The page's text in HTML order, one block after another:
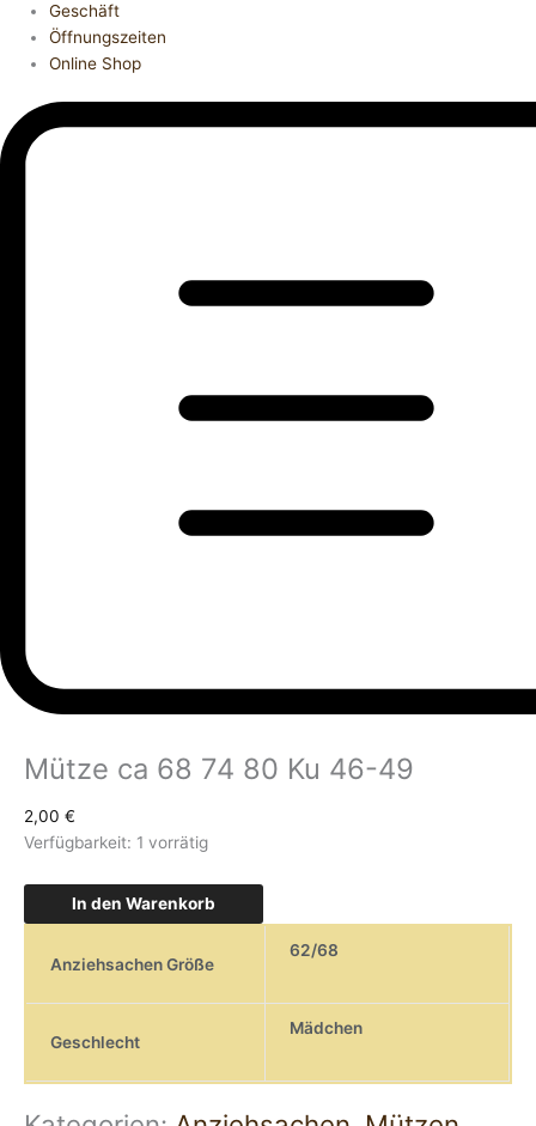
Geschäft
Öffnungszeiten
Online Shop
Mütze ca 68 74 80 Ku 46-49
2,00 €
Verfügbarkeit: 1 vorrätig
In den Warenkorb
Anziehsachen Größe
62/68
Geschlecht
Mädchen